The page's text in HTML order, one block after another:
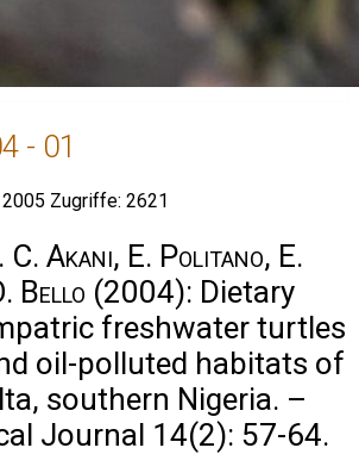
- 01
Zugriffe: 2621
C. Akani, E. Politano, E.
Bello (2004): Dietary
freshwater turtles
oil-polluted habitats of
southern Nigeria. –
Journal 14(2): 57-64.